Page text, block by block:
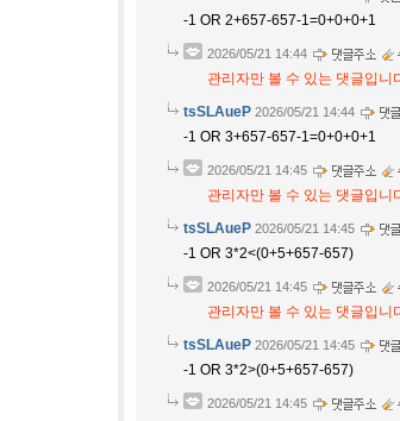
-1 OR 2+657-657-1=0+0+0+1
2026/05/21 14:44
관리자만 볼 수 있는 댓글입니
tsSLAueP 2026/05/21 14:44
-1 OR 3+657-657-1=0+0+0+1
2026/05/21 14:45
관리자만 볼 수 있는 댓글입니
tsSLAueP 2026/05/21 14:45
-1 OR 3*2<(0+5+657-657)
2026/05/21 14:45
관리자만 볼 수 있는 댓글입니
tsSLAueP 2026/05/21 14:45
-1 OR 3*2>(0+5+657-657)
2026/05/21 14:45